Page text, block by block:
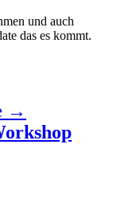
und auch
das es kommt.
→